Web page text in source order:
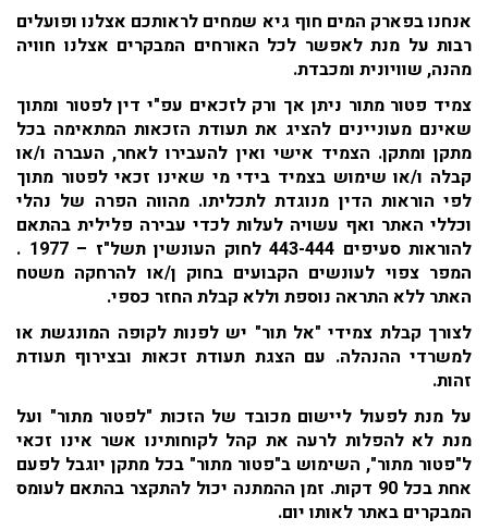
אנחנו בפארק המים חוף גיא שמחים לראותכם אצלנו ופועלים
רבות על מנת לאפשר לכל האורחים המבקרים אצלנו חוויה
מהנה, שוויונית ומכבדת.
צמיד פטור מתור ניתן אך ורק לזכאים עפ"י דין לפטור ומתוך
שאינם מעוניינים להציג את תעודת הזכאות המתאימה בכל
מתקן ומתקן. הצמיד אישי ואין להעבירו לאחר, העברה ו/או
קבלה ו/או שימוש בצמיד בידי מי שאינו זכאי לפטור מתוך
לפי הוראות הדין מנוגדת לתכליתו. מהווה הפרה של נהלי
וכללי האתר ואף עשויה לעלות לכדי עבירה פלילית בהתאם
להוראות סעיפים 443-444 לחוק העונשין תשל"ז – 1977 .
המפר צפוי לעונשים הקבועים בחוק ן/או להרחקה משטח
האתר ללא התראה נוספת וללא קבלת החזר כספי.
לצורך קבלת צמידי "אל תור" יש לפנות לקופה המונגשת או
למשרדי ההנהלה. עם הצגת תעודת זכאות ובצירוף תעודת
זהות.
על מנת לפעול ליישום מכובד של הזכות "לפטור מתור" ועל
מנת לא להפלות לרעה את קהל לקוחותינו אשר אינו זכאי
ל"פטור מתור", השימוש ב"פטור מתור" בכל מתקן יוגבל לפעם
אחת בכל 90 דקות. זמן ההמתנה יכול להתקצר בהתאם לעומס
המבקרים באתר לאותו יום.